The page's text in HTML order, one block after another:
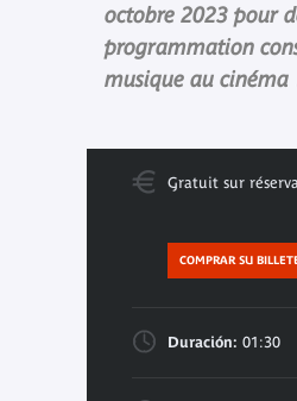
octobre 2023 pour
programmation
musique au
Gratuit sur
COMPRAR SU
Duración: 01:30